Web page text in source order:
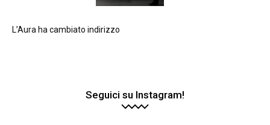
L’Aura ha cambiato indirizzo
Seguici su Instagram!